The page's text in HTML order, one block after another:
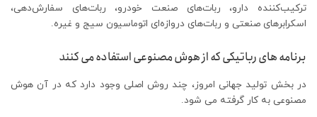
ترکیب‌کننده دارو، ربات‌های صنعت خودرو، ربات‌های سفارش‌دهی،
اسکرابرهای صنعتی و ربات‌های دروازه‌ای اتوماسیون سیج و غیره.
برنامه های رباتیکی که از هوش مصنوعی استفاده می کنند
در بخش تولید جهانی امروز، چند روش اصلی وجود دارد که در آن هوش
مصنوعی به کار گرفته می شود.